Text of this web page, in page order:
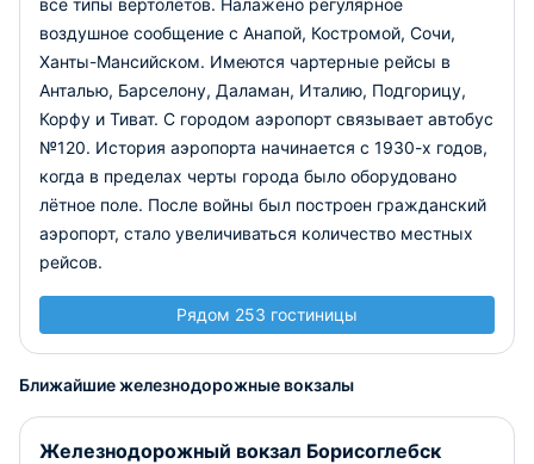
все типы вертолётов. Налажено регулярное
воздушное сообщение с Анапой, Костромой, Сочи,
Ханты-Мансийском. Имеются чартерные рейсы в
Анталью, Барселону, Даламан, Италию, Подгорицу,
Корфу и Тиват. С городом аэропорт связывает автобус
№120. История аэропорта начинается с 1930-х годов,
когда в пределах черты города было оборудовано
лётное поле. После войны был построен гражданский
аэропорт, стало увеличиваться количество местных
рейсов.
Рядом 253 гостиницы
Ближайшие железнодорожные вокзалы
Железнодорожный вокзал Борисоглебск